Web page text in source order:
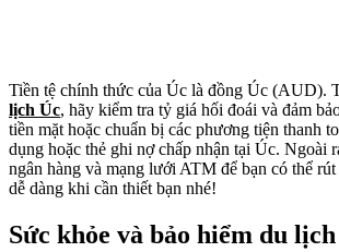
Tiền tệ chính thức của Úc là đồng Úc (AUD).
lịch Úc, hãy kiểm tra tỷ giá hối đoái và đảm
tiền mặt hoặc chuẩn bị các phương tiện thanh
dụng hoặc thẻ ghi nợ chấp nhận tại Úc. Ngoài
ngân hàng và mạng lưới ATM để bạn có thể
dễ dàng khi cần thiết bạn nhé!
Sức khỏe và bảo hiểm du lịch